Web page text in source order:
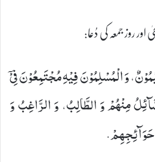
اور روز جمعہ کی دُعا:
وَ الْمُسْلِمُوْنَ فِیْهِ مُجْتَمِعُوْنَ فِیْۤ
مِنْهُمْ وَ الطَّالِبُ، وَ الرَّاغِبُ وَ
حَوَآئِجِهِمْ.